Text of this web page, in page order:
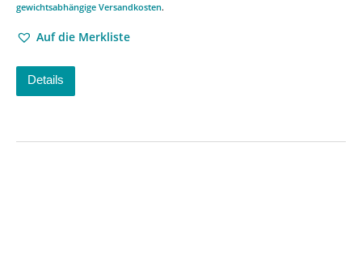
gewichtsabhängige Versandkosten.
Auf die Merkliste
Details